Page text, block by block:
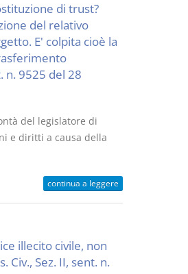
di trust?
del relativo
E' colpita cioè la
n. 9525 del 28
del legislatore di
e diritti a causa della
continua a leggere
illecito civile, non
Civ., Sez. II, sent. n.